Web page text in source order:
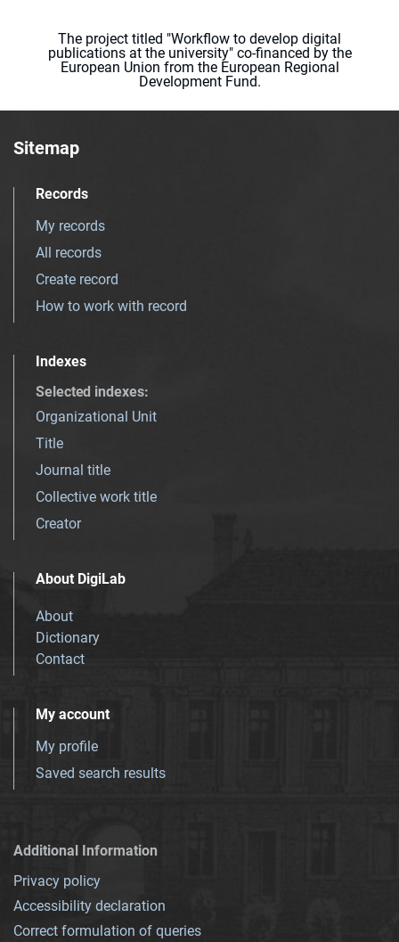
The project titled "Workflow to develop digital
publications at the university" co-financed by the
European Union from the European Regional
Development Fund.
Sitemap
Records
My records
All records
Create record
How to work with record
Indexes
Selected indexes:
Organizational Unit
Title
Journal title
Collective work title
Creator
About DigiLab
About
Dictionary
Contact
My account
My profile
Saved search results
Additional Information
Privacy policy
Accessibility declaration
Correct formulation of queries